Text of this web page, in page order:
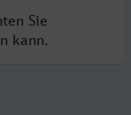
Sie
kann.